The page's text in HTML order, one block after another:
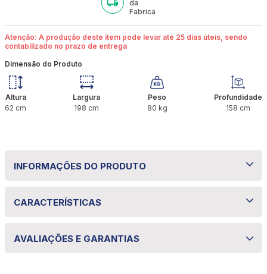
da
Fabrica
Atenção: A produção deste item pode levar até 25 dias úteis, sendo
contabilizado no prazo de entrega
Dimensão do Produto
Altura
62 cm
Largura
198 cm
Peso
80 kg
Profundidade
158 cm
INFORMAÇÕES DO PRODUTO
Colchão Queen Molas Ensacadas Aurora +
O Colchão Queen Molas Ensacadas Aurora + Base
CARACTERÍSTICAS
AVALIAÇÕES E GARANTIAS